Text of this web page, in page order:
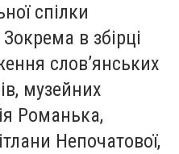
спілки
в збірці
слов’янських
музейних
Романька,
Непочатової,